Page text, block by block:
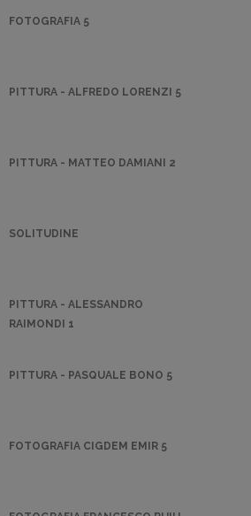
FOTOGRAFIA 5
PITTURA - ALFREDO LORENZI 5
PITTURA - MATTEO DAMIANI 2
SOLITUDINE
PITTURA - ALESSANDRO
RAIMONDI 1
PITTURA - PASQUALE BONO 5
FOTOGRAFIA CIGDEM EMIR 5